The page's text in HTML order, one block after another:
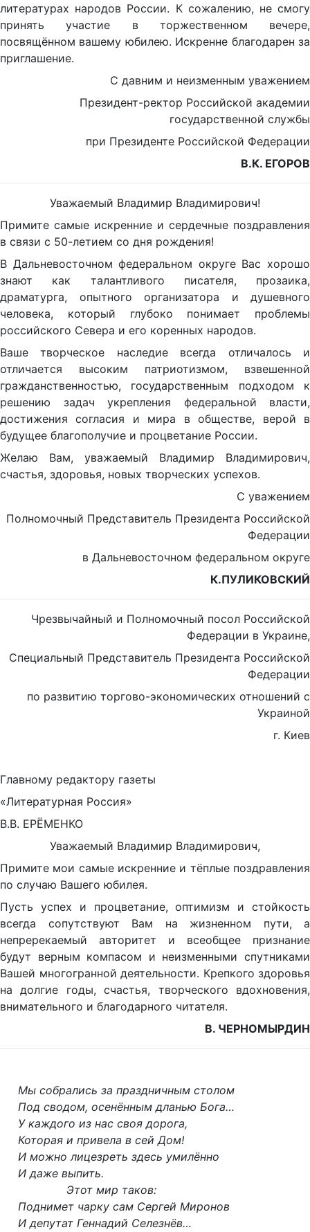
литературах народов России. К сожалению, не смогу
принять участие в торжественном вечере,
посвящённом вашему юбилею. Искренне благодарен за
приглашение.
С давним и неизменным уважением
Президент-ректор Российской академии
государственной службы
при Президенте Российской Федерации
В.К. ЕГОРОВ
Уважаемый Владимир Владимирович!
Примите самые искренние и сердечные поздравления
в связи с 50-летием со дня рождения!
В Дальневосточном федеральном округе Вас хорошо
знают как талантливого писателя, прозаика,
драматурга, опытного организатора и душевного
человека, который глубоко понимает проблемы
российского Севера и его коренных народов.
Ваше творческое наследие всегда отличалось и
отличается высоким патриотизмом, взвешенной
гражданственностью, государственным подходом к
решению задач укрепления федеральной власти,
достижения согласия и мира в обществе, верой в
будущее благополучие и процветание России.
Желаю Вам, уважаемый Владимир Владимирович,
счастья, здоровья, новых творческих успехов.
С уважением
Полномочный Представитель Президента Российской
Федерации
в Дальневосточном федеральном округе
К.ПУЛИКОВСКИЙ
Чрезвычайный и Полномочный посол Российской
Федерации в Украине,
Специальный Представитель Президента Российской
Федерации
по развитию торгово-экономических отношений с
Украиной
г. Киев
Главному редактору газеты
«Литературная Россия»
В.В. ЕРЁМЕНКО
Уважаемый Владимир Владимирович,
Примите мои самые искренние и тёплые поздравления
по случаю Вашего юбилея.
Пусть успех и процветание, оптимизм и стойкость
всегда сопутствуют Вам на жизненном пути, а
непререкаемый авторитет и всеобщее признание
будут верным компасом и неизменными спутниками
Вашей многогранной деятельности. Крепкого здоровья
на долгие годы, счастья, творческого вдохновения,
внимательного и благодарного читателя.
В. ЧЕРНОМЫРДИН
Мы собрались за праздничным столом
Под сводом, осенённым дланью Бога…
У каждого из нас своя дорога,
Которая и привела в сей Дом!
И можно лицезреть здесь умилённо
И даже выпить.
Этот мир таков:
Поднимет чарку сам Сергей Миронов
И депутат Геннадий Селезнёв…